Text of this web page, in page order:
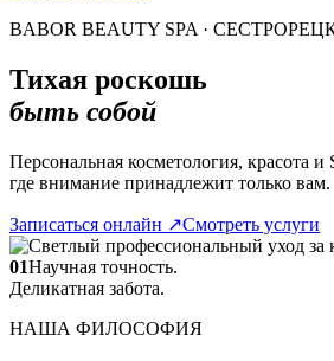
BABOR BEAUTY SPA ·
Тихая роскошь
быть собой
Персональная косметология, красота и
где внимание принадлежит только вам.
Записаться онлайн ↗Смотреть услуги
01Научная точность.
Деликатная забота.
НАША ФИЛОСОФИЯ